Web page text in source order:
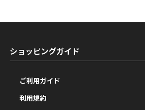
ショッピングガイド
ご利用ガイド
利用規約